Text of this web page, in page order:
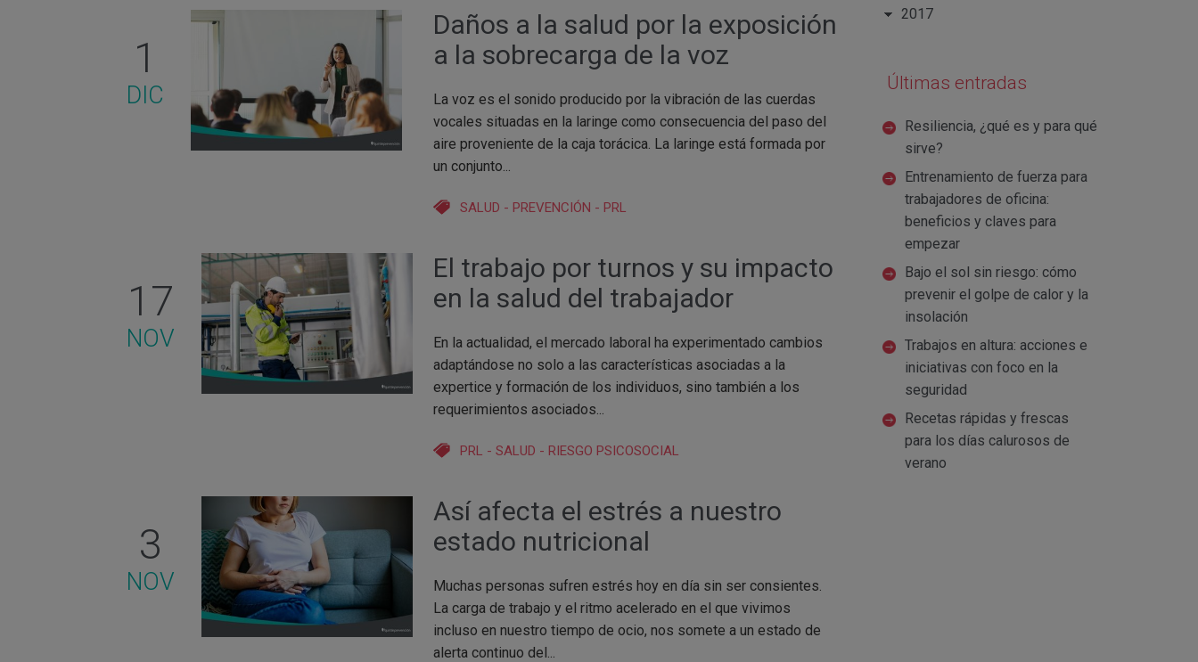
1
DIC
Daños a la salud por la exposición
a la sobrecarga de la voz
La voz es el sonido producido por la vibración de las cuerdas
vocales situadas en la laringe como consecuencia del paso del
aire proveniente de la caja torácica. La laringe está formada por
un conjunto...
SALUD - PREVENCIÓN - PRL
17
NOV
El trabajo por turnos y su impacto
en la salud del trabajador
En la actualidad, el mercado laboral ha experimentado cambios
adaptándose no solo a las características asociadas a la
expertice y formación de los individuos, sino también a los
requerimientos asociados...
PRL - SALUD - RIESGO PSICOSOCIAL
3
NOV
Así afecta el estrés a nuestro
estado nutricional
Muchas personas sufren estrés hoy en día sin ser consientes.
La carga de trabajo y el ritmo acelerado en el que vivimos
incluso en nuestro tiempo de ocio, nos somete a un estado de
alerta continuo del...
2017
Últimas entradas
Resiliencia, ¿qué es y para qué
sirve?
Entrenamiento de fuerza para
trabajadores de oficina:
beneficios y claves para
empezar
Bajo el sol sin riesgo: cómo
prevenir el golpe de calor y la
insolación
Trabajos en altura: acciones e
iniciativas con foco en la
seguridad
Recetas rápidas y frescas
para los días calurosos de
verano